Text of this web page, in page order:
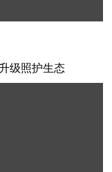
级照护生态